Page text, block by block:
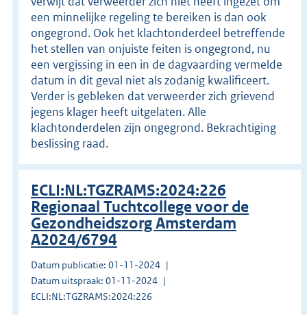
een minnelijke regeling te bereiken is dan ook
ongegrond. Ook het klachtonderdeel betreffende
het stellen van onjuiste feiten is ongegrond, nu
een vergissing in een in de dagvaarding vermelde
datum in dit geval niet als zodanig kwalificeert.
Verder is gebleken dat verweerder zich grievend
jegens klager heeft uitgelaten. Alle
klachtonderdelen zijn ongegrond. Bekrachtiging
beslissing raad.
ECLI:NL:TGZRAMS:2024:226
Regionaal Tuchtcollege voor de
Gezondheidszorg Amsterdam
A2024/6794
Datum publicatie: 01-11-2024
Datum uitspraak: 01-11-2024
ECLI:NL:TGZRAMS:2024:226